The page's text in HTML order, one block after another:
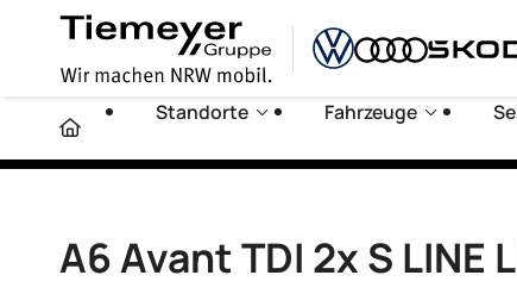
Standorte Fahrzeuge
A6 Avant TDI 2x S LINE